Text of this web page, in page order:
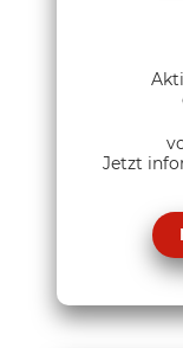
Jetzt